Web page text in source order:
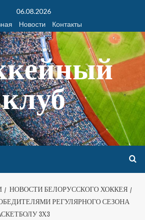
06.08.2026
Новости Контакты
клуб
НОВОСТИ БЕЛОРУССКОГО ХОККЕЯ
РЕГУЛЯРНОГО СЕЗОНА
3Х3